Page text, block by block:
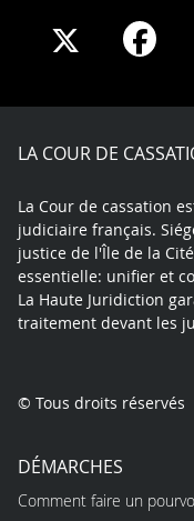
Share
X
LA COUR DE
La Cour de cassation
judiciaire français.
justice de l'Île de la
essentielle: unifier et
La Haute Juridiction
traitement devant les
© Tous droits réservés
DÉMARCHES
Comment faire un